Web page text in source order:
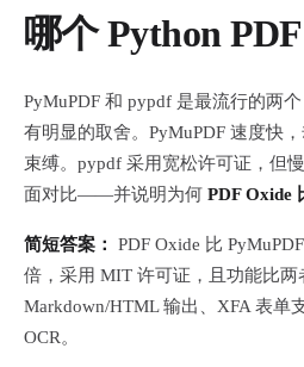
哪个 Python
PyMuPDF 和 pypdf 是最流行的两
有明显的取舍。PyMuPDF 速度快
束缚。pypdf 采用宽松许可证，但
面对比——并说明为何 PDF Oxide
简短答案：
PDF Oxide 比
倍，采用 MIT 许可证，且功能比
Markdown/HTML 输出、XFA 表单
OCR。